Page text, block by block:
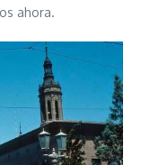
ahora.